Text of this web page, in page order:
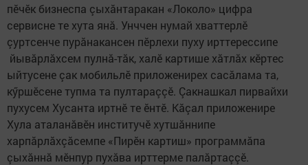
пӗчӗк бизнеспа çыхăнтаракан «Локоло» цифра
сервисне те хута янă. Унччен нумай хваттерлӗ
çуртсенче пурăнакансен пӗрлехи пуху ирттерессипе
йывăрлăхсем пулнă-тăк, халӗ картише хăтлăх кӗртес
ыйтусене çак мобильлӗ приложенирех сасăлама та,
кӳршӗсене тупма та пултараççӗ. Çакнашкал пирвайхи
пухусем Хусанта иртнӗ те ӗнтӗ. Кăçал приложенире
Хула аталанăвӗн институчӗ хутшăннипе
харпăрлăхçăсемпе «Пирӗн картиш» программăпа
çыхăннă мӗнпур пухăва ирттерме палăртаççӗ.